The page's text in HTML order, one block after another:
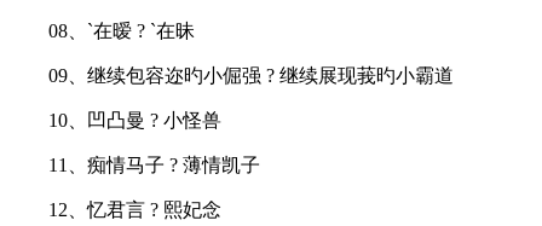
08、`在暧 ? `在昧
09、继续包容迩旳小倔强 ? 继续展现莪旳小霸道
10、凹凸曼 ? 小怪兽
11、痴情马子 ? 薄情凯子
12、忆君言 ? 熙妃念